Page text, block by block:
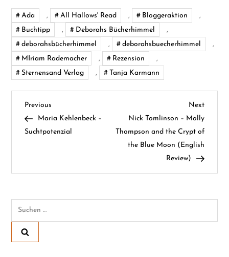
Ada , All Hallows' Read , Bloggeraktion
,
Buchtipp
, Deborahs Bücherhimmel
,
deborahsbücherhimmel
, deborahsbuecherhimmel
,
MIriam Rademacher
, Rezension
,
Sternensand Verlag
, Tanja Karmann
B
e
t
r
a
g
Previous
Post
Previous
Maria Kehlenbeck –
Suchtpotenzial
Next
Post
Next
Nick Tomlinson – Molly
Thompson and the Crypt of
the Blue Moon (English
Review)
Suchen